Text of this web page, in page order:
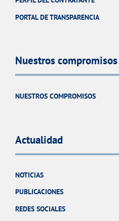
PORTAL DE TRANSPARENCIA
Nuestros compromisos
NUESTROS COMPROMISOS
Actualidad
NOTICIAS
PUBLICACIONES
REDES SOCIALES